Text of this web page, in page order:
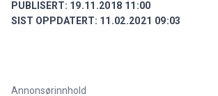
PUBLISERT: 19.11.2018 11:00
SIST OPPDATERT: 11.02.2021 09:03
Annonsørinnhold